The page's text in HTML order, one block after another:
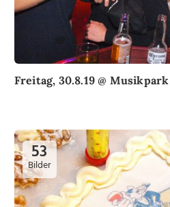
Freitag, 30.8.19 @ Musikpark
53
Bilder